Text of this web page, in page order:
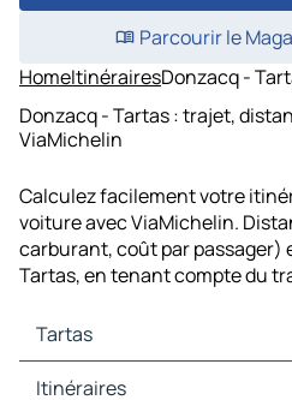
Parcourir le
HomeItinérairesDonzacq -
Donzacq - Tartas : trajet,
ViaMichelin
Calculez facilement votre
voiture avec ViaMichelin.
carburant, coût par passager)
Tartas, en tenant compte du
Tartas
Tartas Cartes et plans
Itinéraires